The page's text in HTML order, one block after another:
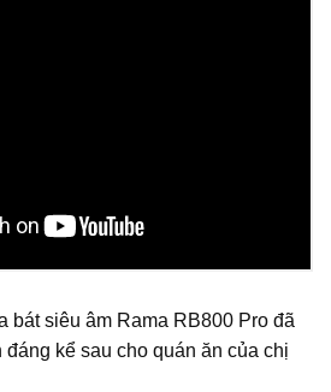
bát siêu âm Rama RB800 Pro đã
kể sau cho quán ăn của chị